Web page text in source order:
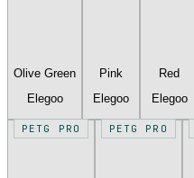
Olive Green
Elegoo
Pink
Elegoo
Red
Elegoo
PETG PRO PETG PRO